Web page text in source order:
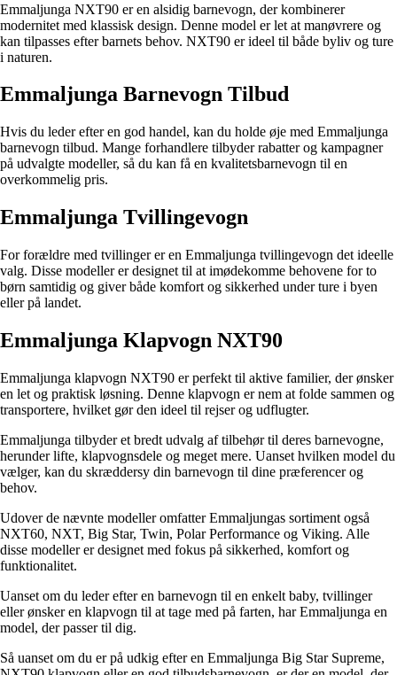
Emmaljunga NXT90 er en alsidig barnevogn, der kombinerer
modernitet med klassisk design. Denne model er let at manøvrere og
kan tilpasses efter barnets behov. NXT90 er ideel til både byliv og ture
i naturen.
Emmaljunga Barnevogn Tilbud
Hvis du leder efter en god handel, kan du holde øje med Emmaljunga
barnevogn tilbud. Mange forhandlere tilbyder rabatter og kampagner
på udvalgte modeller, så du kan få en kvalitetsbarnevogn til en
overkommelig pris.
Emmaljunga Tvillingevogn
For forældre med tvillinger er en Emmaljunga tvillingevogn det ideelle
valg. Disse modeller er designet til at imødekomme behovene for to
børn samtidig og giver både komfort og sikkerhed under ture i byen
eller på landet.
Emmaljunga Klapvogn NXT90
Emmaljunga klapvogn NXT90 er perfekt til aktive familier, der ønsker
en let og praktisk løsning. Denne klapvogn er nem at folde sammen og
transportere, hvilket gør den ideel til rejser og udflugter.
Emmaljunga tilbyder et bredt udvalg af tilbehør til deres barnevogne,
herunder lifte, klapvognsdele og meget mere. Uanset hvilken model du
vælger, kan du skræddersy din barnevogn til dine præferencer og
behov.
Udover de nævnte modeller omfatter Emmaljungas sortiment også
NXT60, NXT, Big Star, Twin, Polar Performance og Viking. Alle
disse modeller er designet med fokus på sikkerhed, komfort og
funktionalitet.
Uanset om du leder efter en barnevogn til en enkelt baby, tvillinger
eller ønsker en klapvogn til at tage med på farten, har Emmaljunga en
model, der passer til dig.
Så uanset om du er på udkig efter en Emmaljunga Big Star Supreme,